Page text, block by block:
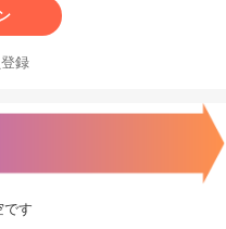
録
です